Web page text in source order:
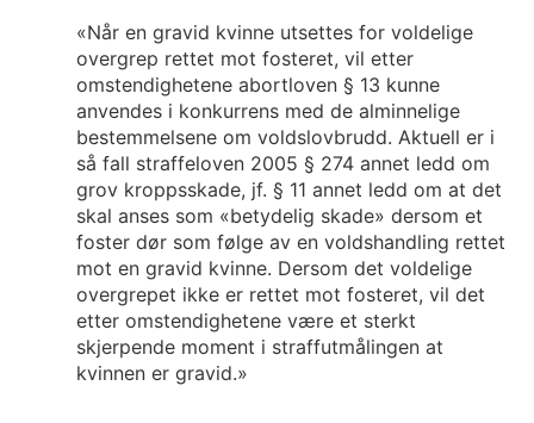
«Når en gravid kvinne utsettes for voldelige
overgrep rettet mot fosteret, vil etter
omstendighetene abortloven § 13 kunne
anvendes i konkurrens med de alminnelige
bestemmelsene om voldslovbrudd. Aktuell er i
så fall straffeloven 2005 § 274 annet ledd om
grov kroppsskade, jf. § 11 annet ledd om at det
skal anses som «betydelig skade» dersom et
foster dør som følge av en voldshandling rettet
mot en gravid kvinne. Dersom det voldelige
overgrepet ikke er rettet mot fosteret, vil det
etter omstendighetene være et sterkt
skjerpende moment i straffutmålingen at
kvinnen er gravid.»